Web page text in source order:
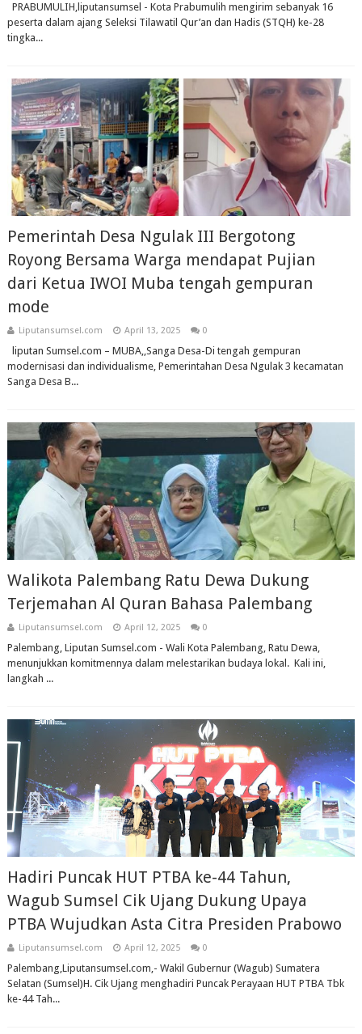
PRABUMULIH,liputansumsel - Kota Prabumulih mengirim sebanyak 16
peserta dalam ajang Seleksi Tilawatil Qur’an dan Hadis (STQH) ke-28
tingka...
Pemerintah Desa Ngulak III Bergotong
Royong Bersama Warga mendapat Pujian
dari Ketua IWOI Muba tengah gempuran
mode
Liputansumsel.com April 13, 2025 0
liputan Sumsel.com – MUBA,,Sanga Desa-Di tengah gempuran
modernisasi dan individualisme, Pemerintahan Desa Ngulak 3 kecamatan
Sanga Desa B...
Walikota Palembang Ratu Dewa Dukung
Terjemahan Al Quran Bahasa Palembang
Liputansumsel.com April 12, 2025 0
Palembang, Liputan Sumsel.com - Wali Kota Palembang, Ratu Dewa,
menunjukkan komitmennya dalam melestarikan budaya lokal. Kali ini,
langkah ...
Hadiri Puncak HUT PTBA ke-44 Tahun,
Wagub Sumsel Cik Ujang Dukung Upaya
PTBA Wujudkan Asta Citra Presiden Prabowo
Liputansumsel.com April 12, 2025 0
Palembang,Liputansumsel.com,- Wakil Gubernur (Wagub) Sumatera
Selatan (Sumsel)H. Cik Ujang menghadiri Puncak Perayaan HUT PTBA Tbk
ke-44 Tah...